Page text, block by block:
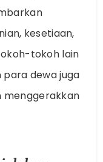
kesetiaan,
tokoh lain
para dewa juga
menggerakkan